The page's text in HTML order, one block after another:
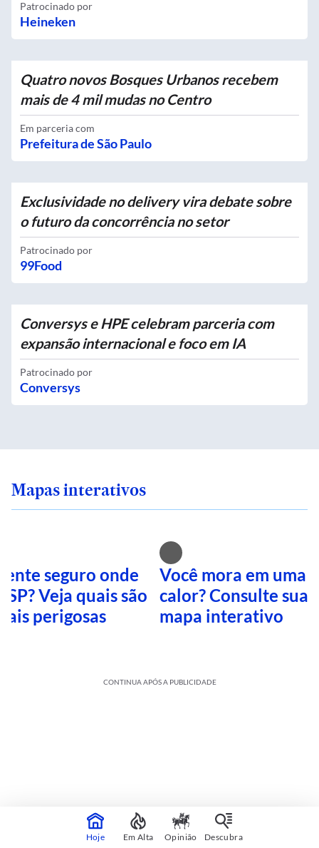
Patrocinado por
Heineken
Quatro novos Bosques Urbanos recebem
mais de 4 mil mudas no Centro
Em parceria com
Prefeitura de São Paulo
Exclusividade no delivery vira debate sobre
o futuro da concorrência no setor
Patrocinado por
99Food
Conversys e HPE celebram parceria com
expansão internacional e foco em IA
Patrocinado por
Conversys
Mapas interativos
seguro onde
SP? Veja quais são
perigosas
Você mora em uma
calor? Consulte sua
mapa interativo
CONTINUA APÓS A PUBLICIDADE
Veja mais
Hoje Em Alta Opinião Descubra